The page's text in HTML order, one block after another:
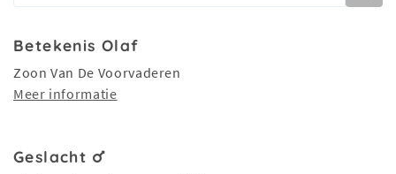
Betekenis Olaf
Zoon Van De Voorvaderen
Meer informatie
Geslacht